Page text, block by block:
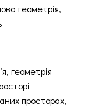
геометрія,
геометрія
просторах,